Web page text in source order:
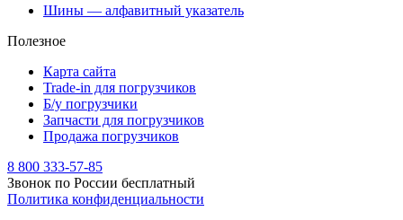
Шины — алфавитный указатель
Полезное
Карта сайта
Trade-in для погрузчиков
Б/у погрузчики
Запчасти для погрузчиков
Продажа погрузчиков
8 800 333-57-85
Звонок по России бесплатный
Политика конфиденциальности